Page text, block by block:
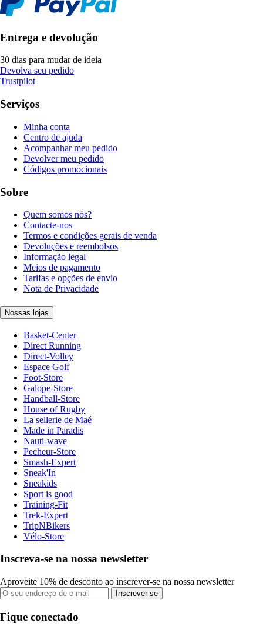
Entrega e devolução
30 dias para mudar de ideia
Devolva seu pedido
Trustpilot
Serviços
Minha conta
Centro de ajuda
Acompanhar meu pedido
Devolver meu pedido
Códigos promocionais
Sobre
Quem somos nós?
Contacte-nos
Termos e condições gerais de venda
Devoluções e reembolsos
Informação legal
Meios de pagamento
Tarifas e opções de envio
Nota de Privacidade
Nossas lojas
Basket-Center
Direct Running
Direct-Volley
Espace Golf
Foot-Store
Galope-Store
Handball-Store
House of Rugby
La sellerie de Maé
Made in Paradis
Nauti-wave
Pecheur-Store
Smash-Expert
Sneak'In
Sneakids
Sport is good
Training-Fit
Trek-Expert
TripNBikers
Vélo-Store
Inscreva-se na nossa newsletter
Aproveite 10% de desconto ao inscrever-se na nossa newsletter
Inscrever-se
Fique conectado